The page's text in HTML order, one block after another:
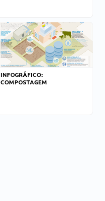
INFOGRÁFICO:
COMPOSTAGEM